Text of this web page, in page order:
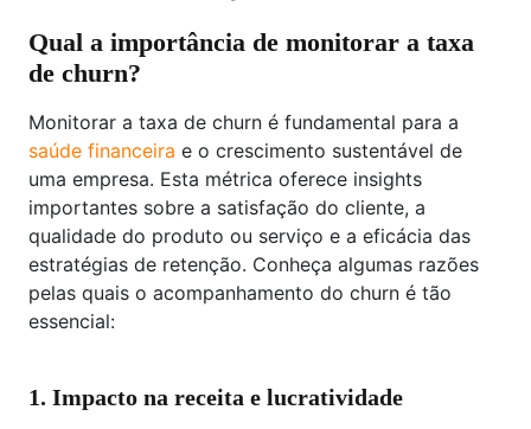
Qual a importância de monitorar a taxa
de churn?
Monitorar a taxa de churn é fundamental para a
saúde financeira e o crescimento sustentável de
uma empresa. Esta métrica oferece insights
importantes sobre a satisfação do cliente, a
qualidade do produto ou serviço e a eficácia das
estratégias de retenção. Conheça algumas razões
pelas quais o acompanhamento do churn é tão
essencial:
1. Impacto na receita e lucratividade